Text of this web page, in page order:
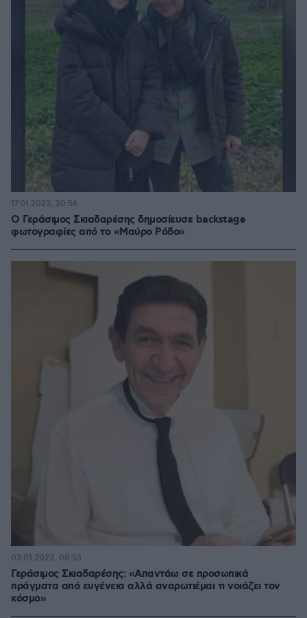
O Γεράσιμος Σκιαδαρέσης δημοσίευσε backstage
φωτογραφίες από το «Μαύρο Ρόδο»
17.01.2023, 20:56
Γεράσιμος Σκιαδαρέσης: «Απαντάω σε προσωπικά
πράγματα από ευγένεια αλλά αναρωτιέμαι τι νοιάζει τον
κόσμο»
03.01.2023, 08:55